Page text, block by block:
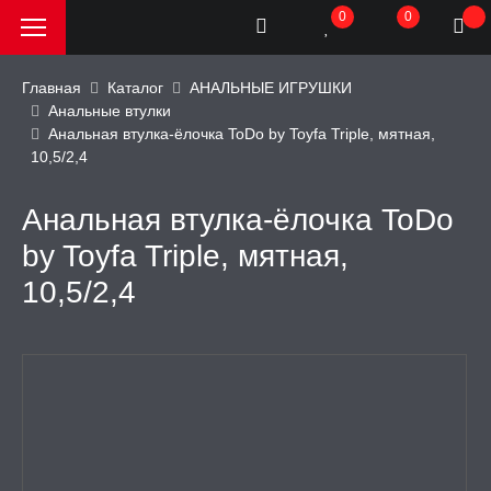
АКЦИИ и
0 0
Главная Каталог
АНАЛЬНЫЕ ИГРУШКИ
Анальные втулки
Анальная втулка-ёлочка ToDo by Toyfa Triple, мятная,
10,5/2,4
Анальная втулка-ёлочка ToDo
by Toyfa Triple, мятная,
10,5/2,4